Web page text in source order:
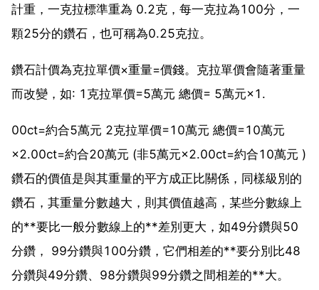
計重，一克拉標準重為 0.2克，每一克拉為100分，一
顆25分的鑽石，也可稱為0.25克拉。
鑽石計價為克拉單價×重量=價錢。克拉單價會隨著重量
而改變，如: 1克拉單價=5萬元 總價= 5萬元×1.
00ct=約合5萬元 2克拉單價=10萬元 總價=10萬元
×2.00ct=約合20萬元 (非5萬元×2.00ct=約合10萬元 )
鑽石的價值是與其重量的平方成正比關係，同樣級別的
鑽石，其重量分數越大，則其價值越高，某些分數線上
的**要比一般分數線上的**差別更大，如49分鑽與50
分鑽， 99分鑽與100分鑽，它們相差的**要分別比48
分鑽與49分鑽、98分鑽與99分鑽之間相差的**大。